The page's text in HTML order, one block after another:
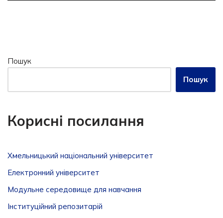
Пошук
Пошук
Корисні посилання
Хмельницький національний університет
Електронний університет
Модульне середовище для навчання
Інституційний репозитарій